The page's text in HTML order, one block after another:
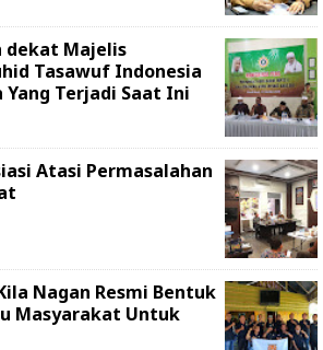
dekat Majelis
Tasawuf Indonesia
Terjadi Saat Ini
Atasi Permasalahan
Nagan Resmi Bentuk
Masyarakat Untuk